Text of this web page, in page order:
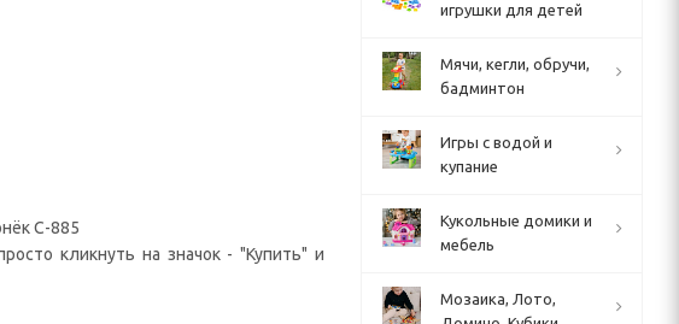
С-885
кликнуть на значок - "Купить" и
игрушки для детей
Мячи, кегли, обручи,
бадминтон
Игры с водой и
купание
Кукольные домики и
мебель
Мозаика, Лото,